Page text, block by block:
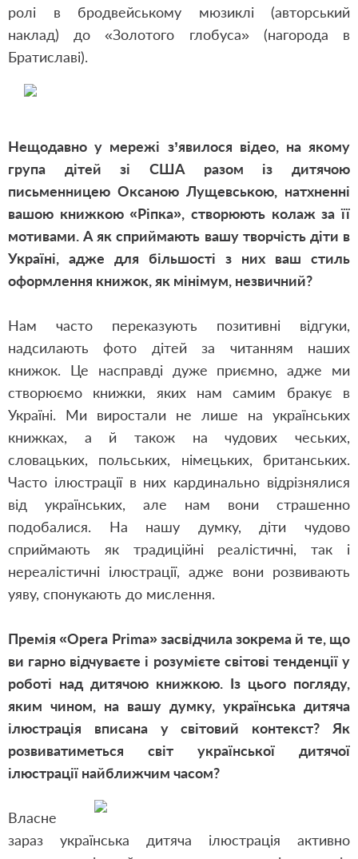
ролі в бродвейському мюзиклі (авторський
наклад) до «Золотого глобуса» (нагорода в
Братиславі).
Нещодавно у мережі з’явилося відео, на якому
група дітей зі США разом із дитячою
письменницею Оксаною Лущевською, натхненні
вашою книжкою «Ріпка», створюють колаж за її
мотивами. А як сприймають вашу творчість діти в
Україні, адже для більшості з них ваш стиль
оформлення книжок, як мінімум, незвичний?
Нам часто переказують позитивні відгуки,
надсилають фото дітей за читанням наших
книжок. Це насправді дуже приємно, адже ми
створюємо книжки, яких нам самим бракує в
Україні. Ми виростали не лише на українських
книжках, а й також на чудових чеських,
словацьких, польських, німецьких, британських.
Часто ілюстрації в них кардинально відрізнялися
від українських, але нам вони страшенно
подобалися. На нашу думку, діти чудово
сприймають як традиційні реалістичні, так і
нереалістичні ілюстрації, адже вони розвивають
уяву, спонукають до мислення.
Премія «Opera Prima» засвідчила зокрема й те, що
ви гарно відчуваєте і розумієте світові тенденції у
роботі над дитячою книжкою. Із цього погляду,
яким чином, на вашу думку, українська дитяча
ілюстрація вписана у світовий контекст? Як
розвиватиметься світ української дитячої
ілюстрації найближчим часом?
Власне
зараз українська дитяча ілюстрація активно